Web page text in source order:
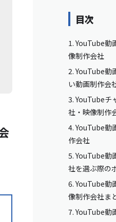
目次
1.YouTube動
像制作会社
2.YouTube動
い動画制作会
3.YouTubeチ
社・映像制作
4.YouTube動
作会社
5.YouTube動
社を選ぶ際の
6.YouTube動
像制作会社ま
7.YouTube動